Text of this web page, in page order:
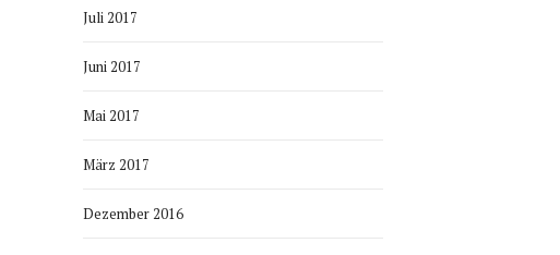
Juli 2017
Juni 2017
Mai 2017
März 2017
Dezember 2016